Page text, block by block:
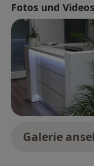
Fotos und Videos
Galerie